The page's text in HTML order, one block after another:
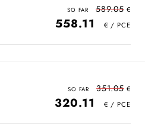
589.05
558.11
351.05
320.11